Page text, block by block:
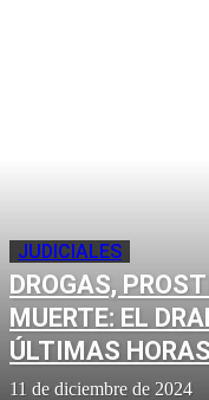
JUDICIALES
DROGAS,
MUERTE: EL
ÚLTIMAS
11 de diciembre de 2024